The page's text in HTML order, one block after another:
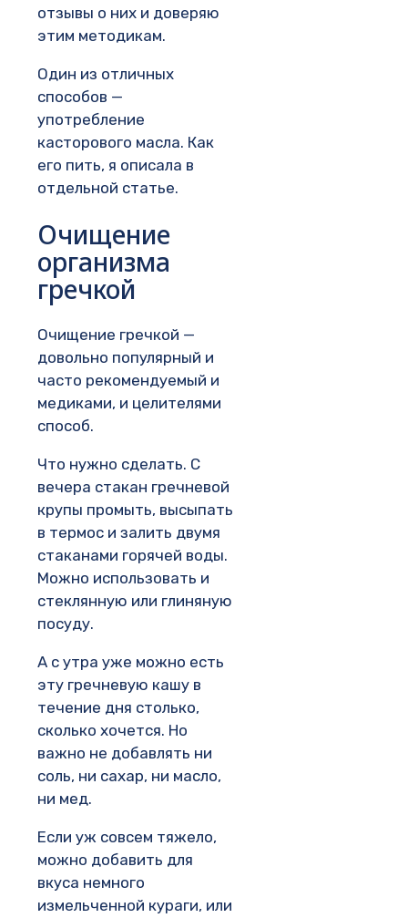
отзывы о них и доверяю
этим методикам.
Один из отличных
способов —
употребление
касторового масла. Как
его пить, я описала в
отдельной статье.
Очищение
организма
гречкой
Очищение гречкой —
довольно популярный и
часто рекомендуемый и
медиками, и целителями
способ.
Что нужно сделать. С
вечера стакан гречневой
крупы промыть, высыпать
в термос и залить двумя
стаканами горячей воды.
Можно использовать и
стеклянную или глиняную
посуду.
А с утра уже можно есть
эту гречневую кашу в
течение дня столько,
сколько хочется. Но
важно не добавлять ни
соль, ни сахар, ни масло,
ни мед.
Если уж совсем тяжело,
можно добавить для
вкуса немного
измельченной кураги, или